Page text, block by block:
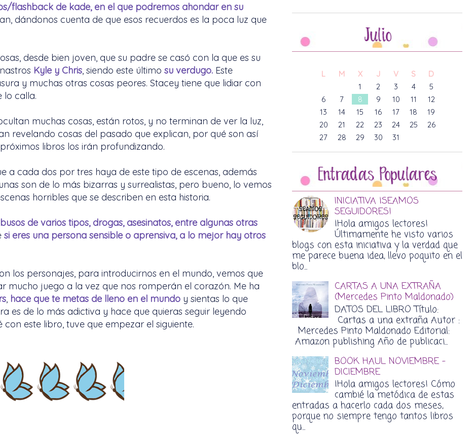
flashback de kade, en el que podremos ahondar en su
dándonos cuenta de que esos recuerdos es la poca luz que
desde bien joven, que su padre se casó con la que es su
Kyle y Chris , siendo este último su verdugo. Este
y muchas otras cosas peores. Stacey tiene que lidiar con
lo calla.
muchas cosas, están rotos, y no terminan de ver la luz,
revelando cosas del pasado que explican, por qué son así
libros los irán profundizando.
a cada dos por tres haya de este tipo de escenas, además
son de lo más bizarras y surrealistas, pero bueno, lo vemos
horribles que se describen en esta historia.
de varios tipos, drogas, asesinatos, entre algunas otras
si eres una persona sensible o aprensiva, a lo mejor hay otros
los personajes, para introducirnos en el mundo, vemos que
mucho juego a la vez que nos romperán el corazón. Me ha
hace que te metas de lleno en el mundo y sientas lo que
es de lo más adictiva y hace que quieras seguir leyendo
este libro, tuve que empezar el siguiente.
L M X J V S
D
1
2 3 4
5
6
7 8 9 10 11
12
13
14 15 16 17 18
19
20
21 22 23 24 25
26
27
28 29 30 31
INICIATIVA ¡SEAMOS
SEGUIDORES!
¡Hola amigos lectores!
Últimamente he visto varios
blogs con esta iniciativa y la verdad que
me parece buena idea, llevo poquito en el
blo...
CARTAS A UNA EXTRAÑA
(Mercedes Pinto Maldonado)
DATOS DEL LIBRO Título:
Cartas a una extraña Autor :
Mercedes Pinto Maldonado Editorial:
Amazon publishing Año de publicaci...
BOOK HAUL NOVIEMBRE -
DICIEMBRE
¡Hola amigos lectores! Cómo
cambié la metódica de estas
entradas a hacerlo cada dos meses,
porque no siempre tengo tantos libros
qu...